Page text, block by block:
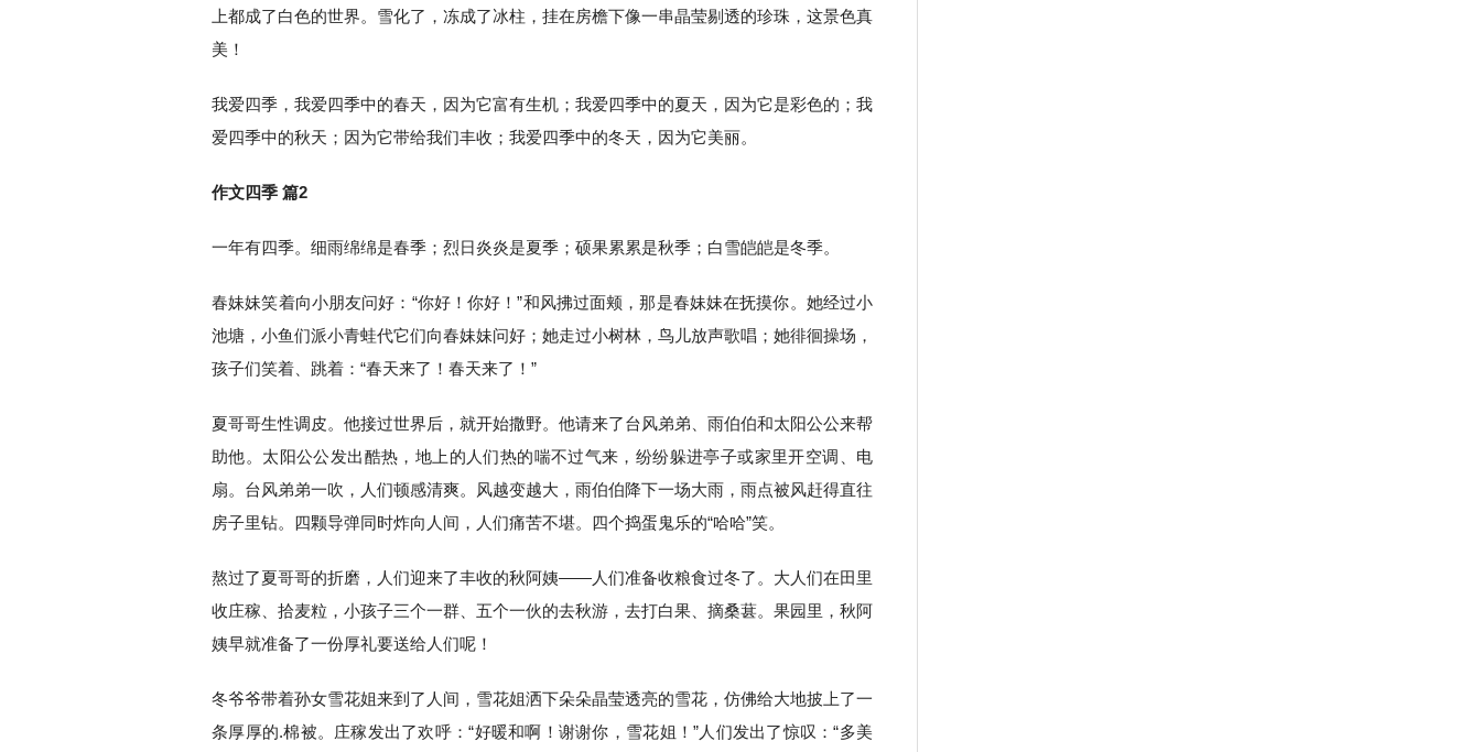
上都成了白色的世界。雪化了，冻成了冰柱，挂在房檐下像一串晶莹剔透的珍珠，这景色真
美！
我爱四季，我爱四季中的春天，因为它富有生机；我爱四季中的夏天，因为它是彩色的；我
爱四季中的秋天；因为它带给我们丰收；我爱四季中的冬天，因为它美丽。
作文四季 篇2
一年有四季。细雨绵绵是春季；烈日炎炎是夏季；硕果累累是秋季；白雪皑皑是冬季。
春妹妹笑着向小朋友问好：“你好！你好！”和风拂过面颊，那是春妹妹在抚摸你。她经过小
池塘，小鱼们派小青蛙代它们向春妹妹问好；她走过小树林，鸟儿放声歌唱；她徘徊操场，
孩子们笑着、跳着：“春天来了！春天来了！”
夏哥哥生性调皮。他接过世界后，就开始撒野。他请来了台风弟弟、雨伯伯和太阳公公来帮
助他。太阳公公发出酷热，地上的人们热的喘不过气来，纷纷躲进亭子或家里开空调、电
扇。台风弟弟一吹，人们顿感清爽。风越变越大，雨伯伯降下一场大雨，雨点被风赶得直往
房子里钻。四颗导弹同时炸向人间，人们痛苦不堪。四个捣蛋鬼乐的“哈哈”笑。
熬过了夏哥哥的折磨，人们迎来了丰收的秋阿姨——人们准备收粮食过冬了。大人们在田里
收庄稼、拾麦粒，小孩子三个一群、五个一伙的去秋游，去打白果、摘桑葚。果园里，秋阿
姨早就准备了一份厚礼要送给人们呢！
冬爷爷带着孙女雪花姐来到了人间，雪花姐洒下朵朵晶莹透亮的雪花，仿佛给大地披上了一
条厚厚的.棉被。庄稼发出了欢呼：“好暖和啊！谢谢你，雪花姐！”人们发出了惊叹：“多美